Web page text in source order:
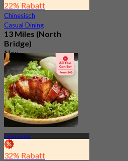
22% Rabatt
Chinesisch
Casual Dining
13 Miles (North
Bridge)
Neu
4.8
AusS$ 29
Jalan Besar
32% Rabatt